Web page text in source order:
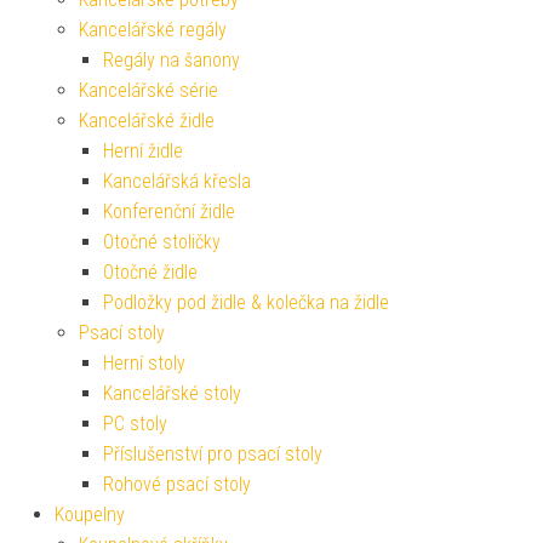
Kancelářské regály
Regály na šanony
Kancelářské série
Kancelářské židle
Herní židle
Kancelářská křesla
Konferenční židle
Otočné stoličky
Otočné židle
Podložky pod židle & kolečka na židle
Psací stoly
Herní stoly
Kancelářské stoly
PC stoly
Příslušenství pro psací stoly
Rohové psací stoly
Koupelny